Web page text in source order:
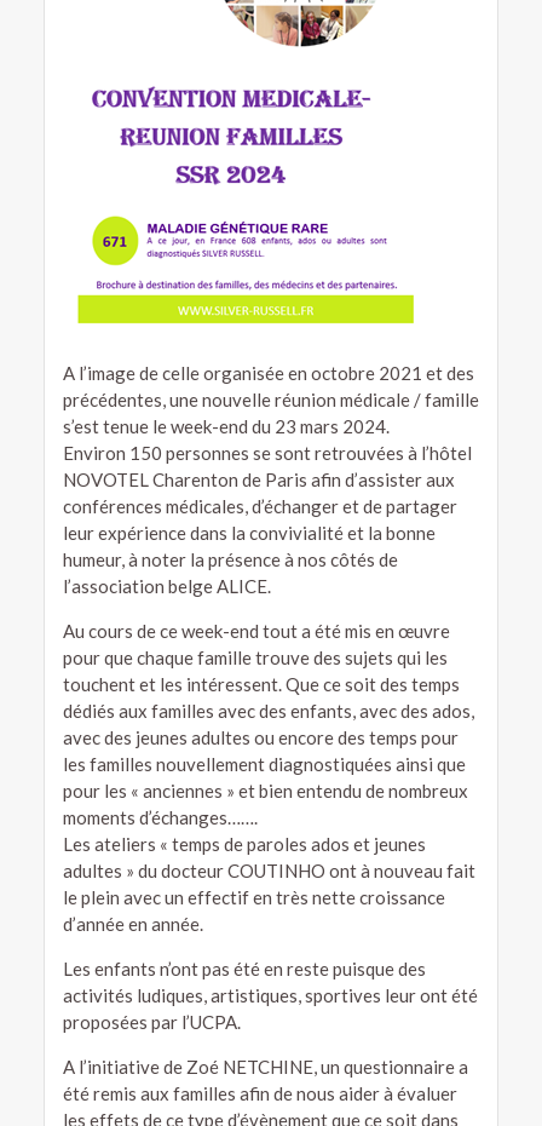
A l’image de celle organisée en octobre 2021 et des
précédentes, une nouvelle réunion médicale / famille
s’est tenue le week-end du 23 mars 2024.
Environ 150 personnes se sont retrouvées à l’hôtel
NOVOTEL Charenton de Paris afin d’assister aux
conférences médicales, d’échanger et de partager
leur expérience dans la convivialité et la bonne
humeur, à noter la présence à nos côtés de
l’association belge ALICE.
Au cours de ce week-end tout a été mis en œuvre
pour que chaque famille trouve des sujets qui les
touchent et les intéressent. Que ce soit des temps
dédiés aux familles avec des enfants, avec des ados,
avec des jeunes adultes ou encore des temps pour
les familles nouvellement diagnostiquées ainsi que
pour les « anciennes » et bien entendu de nombreux
moments d’échanges…….
Les ateliers « temps de paroles ados et jeunes
adultes » du docteur COUTINHO ont à nouveau fait
le plein avec un effectif en très nette croissance
d’année en année.
Les enfants n’ont pas été en reste puisque des
activités ludiques, artistiques, sportives leur ont été
proposées par l’UCPA.
A l’initiative de Zoé NETCHINE, un questionnaire a
été remis aux familles afin de nous aider à évaluer
les effets de ce type d’évènement que ce soit dans